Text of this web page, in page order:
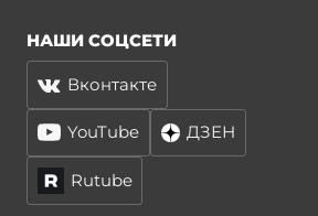
НАШИ СОЦСЕТИ
Вконтакте
YouTube ДЗЕН
Rutube